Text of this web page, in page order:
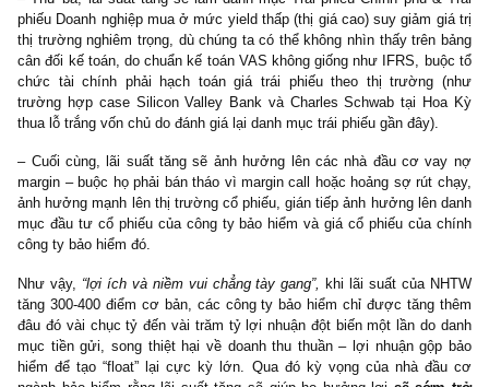
(6) Đầu cơ cổ phiếu ngành bảo hiểm bởi vì kỳ vọng lãi suất
giúp lượng tiền gửi ngân hàng được hưởng lợi
Thoáng nhìn qua, có thể thấy lập luận trên là khá logic, khi mà
tiền gửi của ngành bảo hiểm trung bình mỗi công ty lên đến vài
tỷ, cá biệt như case BVH có thể lên đến ~110 nghìn tỷ, do đó
NHTW và khối NHTM đều ảnh hưởng trọng yếu lên earnings và
của ngành.
Tuy nhiên như một bài viết chúng tôi đã đúc kết cách đây 6
hưởng sâu rộng hơn các chuyên gia
(https://newslettervietnam.com/vi-sao-chung-toi-cho-rang-cau-
lai-suat-tang/):
– Thứ nhất, lãi suất tăng sẽ làm suy giảm nghiêm trọng nhu